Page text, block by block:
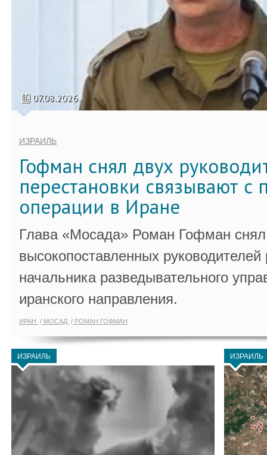
07.08.2026
ИЗРАИЛЬ
Гофман снял двух
перестановки связывают с
операции в Иране
Глава «Мосада» Роман Гофман снял
высокопоставленных
начальника разведывательного
иранского направления.
ИРАН МОСАД РОМАН ГОФМАН
ИЗРАИЛЬ ИЗРАИЛЬ